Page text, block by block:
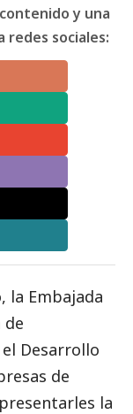
y una
sociales:
la Embajada
de
Desarrollo
de
la